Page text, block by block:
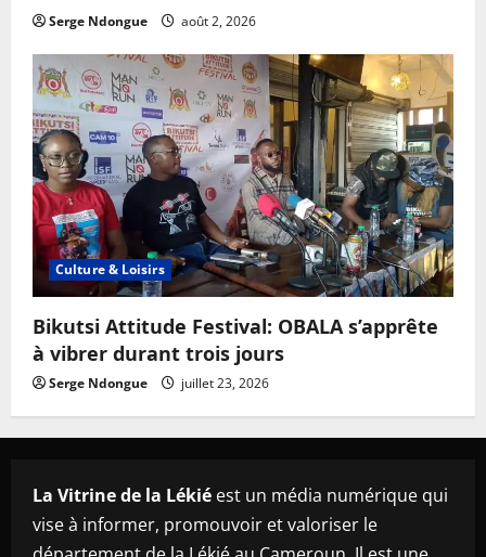
Serge Ndongue août 2, 2026
Culture & Loisirs
Bikutsi Attitude Festival: OBALA s’apprête
à vibrer durant trois jours
Serge Ndongue juillet 23, 2026
La Vitrine de la Lékié est un média numérique qui
vise à informer, promouvoir et valoriser le